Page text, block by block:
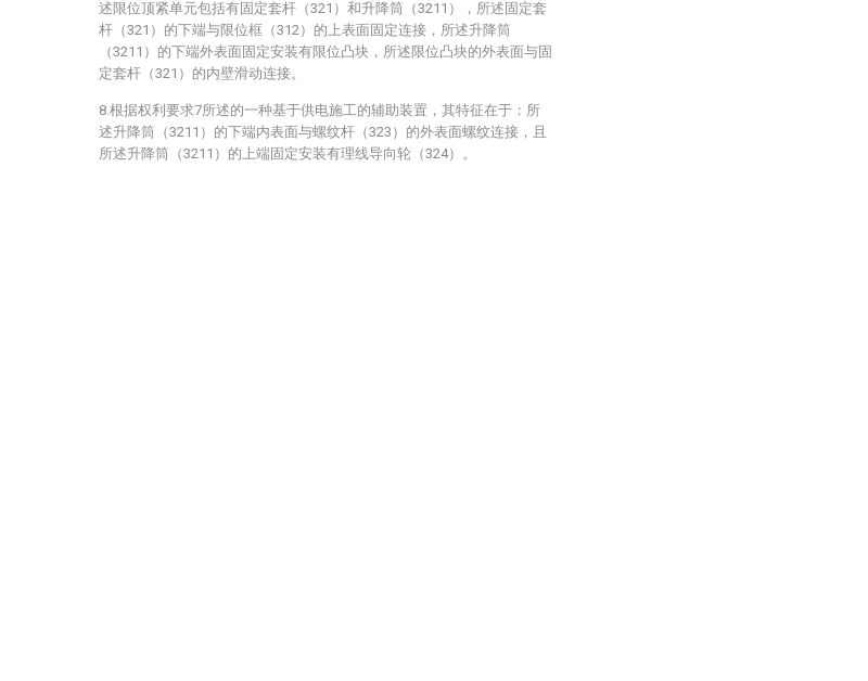
述限位顶紧单元包括有固定套杆（321）和升降筒（3211），所述固定套
杆（321）的下端与限位框（312）的上表面固定连接，所述升降筒
（3211）的下端外表面固定安装有限位凸块，所述限位凸块的外表面与固
定套杆（321）的内壁滑动连接。
8.根据权利要求7所述的一种基于供电施工的辅助装置，其特征在于：所
述升降筒（3211）的下端内表面与螺纹杆（323）的外表面螺纹连接，且
所述升降筒（3211）的上端固定安装有理线导向轮（324）。